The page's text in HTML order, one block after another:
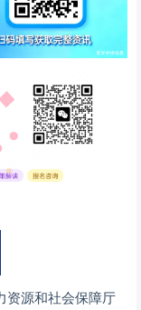
资源和社会保障厅